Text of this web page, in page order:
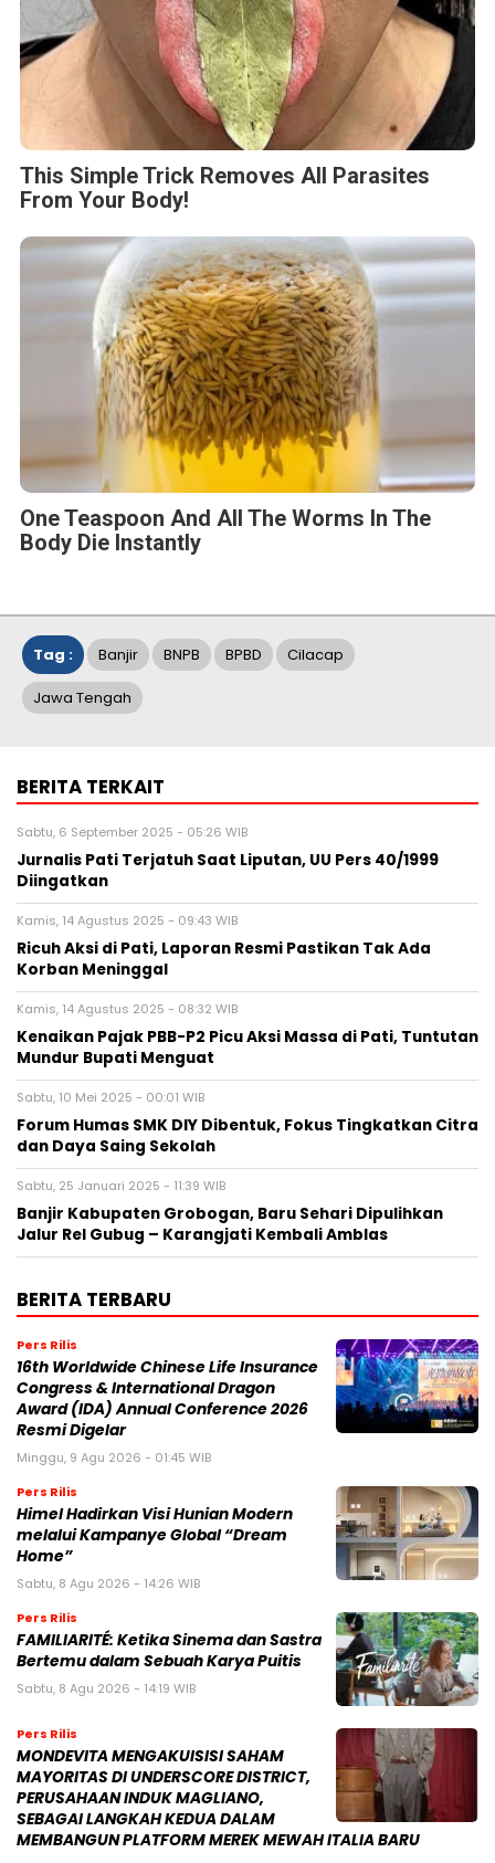
This Simple Trick Removes All Parasites
From Your Body!
One Teaspoon And All The Worms In The
Body Die Instantly
Tag : Banjir BNPB BPBD Cilacap
Jawa Tengah
BERITA TERKAIT
Sabtu, 6 September 2025 - 05:26 WIB
Jurnalis Pati Terjatuh Saat Liputan, UU Pers 40/1999
Diingatkan
Kamis, 14 Agustus 2025 - 09:43 WIB
Ricuh Aksi di Pati, Laporan Resmi Pastikan Tak Ada
Korban Meninggal
Kamis, 14 Agustus 2025 - 08:32 WIB
Kenaikan Pajak PBB-P2 Picu Aksi Massa di Pati, Tuntutan
Mundur Bupati Menguat
Sabtu, 10 Mei 2025 - 00:01 WIB
Forum Humas SMK DIY Dibentuk, Fokus Tingkatkan Citra
dan Daya Saing Sekolah
Sabtu, 25 Januari 2025 - 11:39 WIB
Banjir Kabupaten Grobogan, Baru Sehari Dipulihkan
Jalur Rel Gubug – Karangjati Kembali Amblas
BERITA TERBARU
Pers Rilis
16th Worldwide Chinese Life Insurance
Congress & International Dragon
Award (IDA) Annual Conference 2026
Resmi Digelar
Minggu, 9 Agu 2026 - 01:45 WIB
Pers Rilis
Himel Hadirkan Visi Hunian Modern
melalui Kampanye Global “Dream
Home”
Sabtu, 8 Agu 2026 - 14:26 WIB
Pers Rilis
FAMILIARITÉ: Ketika Sinema dan Sastra
Bertemu dalam Sebuah Karya Puitis
Sabtu, 8 Agu 2026 - 14:19 WIB
Pers Rilis
MONDEVITA MENGAKUISISI SAHAM
MAYORITAS DI UNDERSCORE DISTRICT,
PERUSAHAAN INDUK MAGLIANO,
SEBAGAI LANGKAH KEDUA DALAM
MEMBANGUN PLATFORM MEREK MEWAH ITALIA BARU